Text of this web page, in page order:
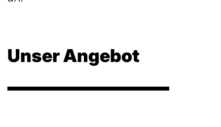
Unser Angebot